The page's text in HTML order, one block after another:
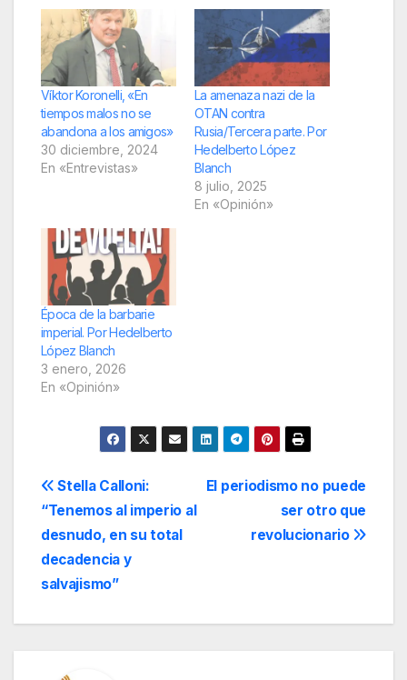
Víktor Koronelli, «En
tiempos malos no se
abandona a los amigos»
30 diciembre, 2024
En «Entrevistas»
La amenaza nazi de la
OTAN contra
Rusia/Tercera parte. Por
Hedelberto López
Blanch
8 julio, 2025
En «Opinión»
Época de la barbarie
imperial. Por Hedelberto
López Blanch
3 enero, 2026
En «Opinión»
Navegación
de
entradas
El periodismo no puede
ser otro que
revolucionario
Stella Calloni:
“Tenemos al imperio al
desnudo, en su total
decadencia y
salvajismo”